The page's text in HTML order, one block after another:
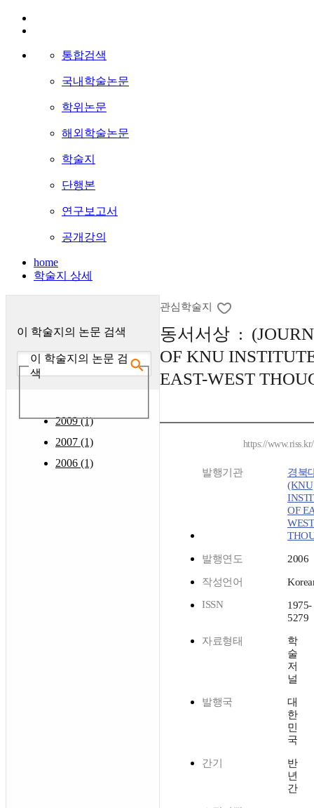
통합검색
국내학술논문
학위논문
해외학술논문
학술지
단행본
연구보고서
공개강의
home
학술지 상세
이 학술지의 논문 검색
이 학술지의 논문 검
색
2009 (1)
2007 (1)
2006 (1)
관심학술지
동서서상 :
OF KNU
EAST-WEST
https://
발행기관
경북
(KNU
OF
WEST
발행연도 2006
작성언어
ISSN
1975-
5279
자료형태
학
술
저
널
발행국
대
한
민
국
간기
반
년
간